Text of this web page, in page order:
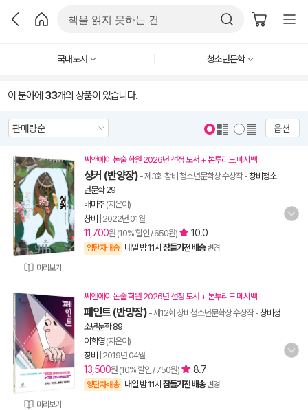
국내도서 청소년문학
이 분야에 33개의 상품이 있습니다.
옵션
미리보기
씨앤에이 논술 학원 2026년 선정 도서 + 본투리드 메시백
싱커 (반양장) - 제3회 창비 청소년문학상 수상작-창비청소
년문학 29
배미주(지은이)
창비
2022년 01월
11,700원 (10% 할인 / 650원) 10.0
양탄자배송 내일 밤 11시 잠들기전 배송 변경
미리보기
씨앤에이 논술 학원 2026년 선정 도서 + 본투리드 메시백
페인트 (반양장) - 제12회 창비청소년문학상 수상작-창비청
소년문학 89
이희영(지은이)
창비
2019년 04월
13,500원 (10% 할인 / 750원) 8.7
양탄자배송 내일 밤 11시 잠들기전 배송 변경